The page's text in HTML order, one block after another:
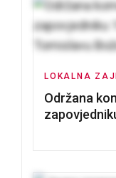
LOKALNA
Održana